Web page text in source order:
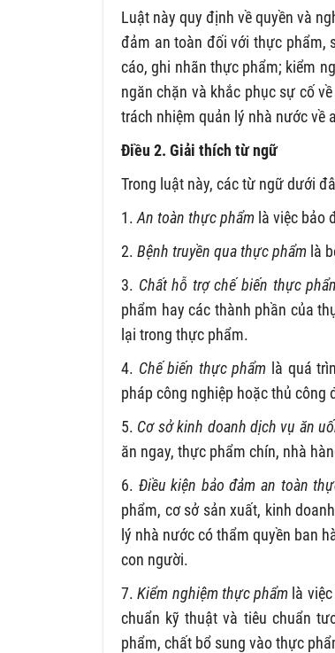
Luật này quy định về quyền và
đảm an toàn đối với thực phẩm,
cáo, ghi nhãn thực phẩm; kiểm
ngăn chặn và khắc phục sự cố
trách nhiệm quản lý nhà nước về
Điều 2. Giải thích từ ngữ
Trong luật này, các từ ngữ dưới
1. An toàn thực phẩm là việc bảo
2. Bệnh truyền qua thực phẩm là
3. Chất hỗ trợ chế biến thực
phẩm hay các thành phần của
lại trong thực phẩm.
4. Chế biến thực phẩm là quá
pháp công nghiệp hoặc thủ
5. Cơ sở kinh doanh dịch vụ ăn
ăn ngay, thực phẩm chín, nhà
6. Điều kiện bảo đảm an toàn
phẩm, cơ sở sản xuất, kinh
lý nhà nước có thẩm quyền ban
con người.
7.Kiểm nghiệm thực phẩm là
chuẩn kỹ thuật và tiêu chuẩn
phẩm, chất bổ sung vào thực